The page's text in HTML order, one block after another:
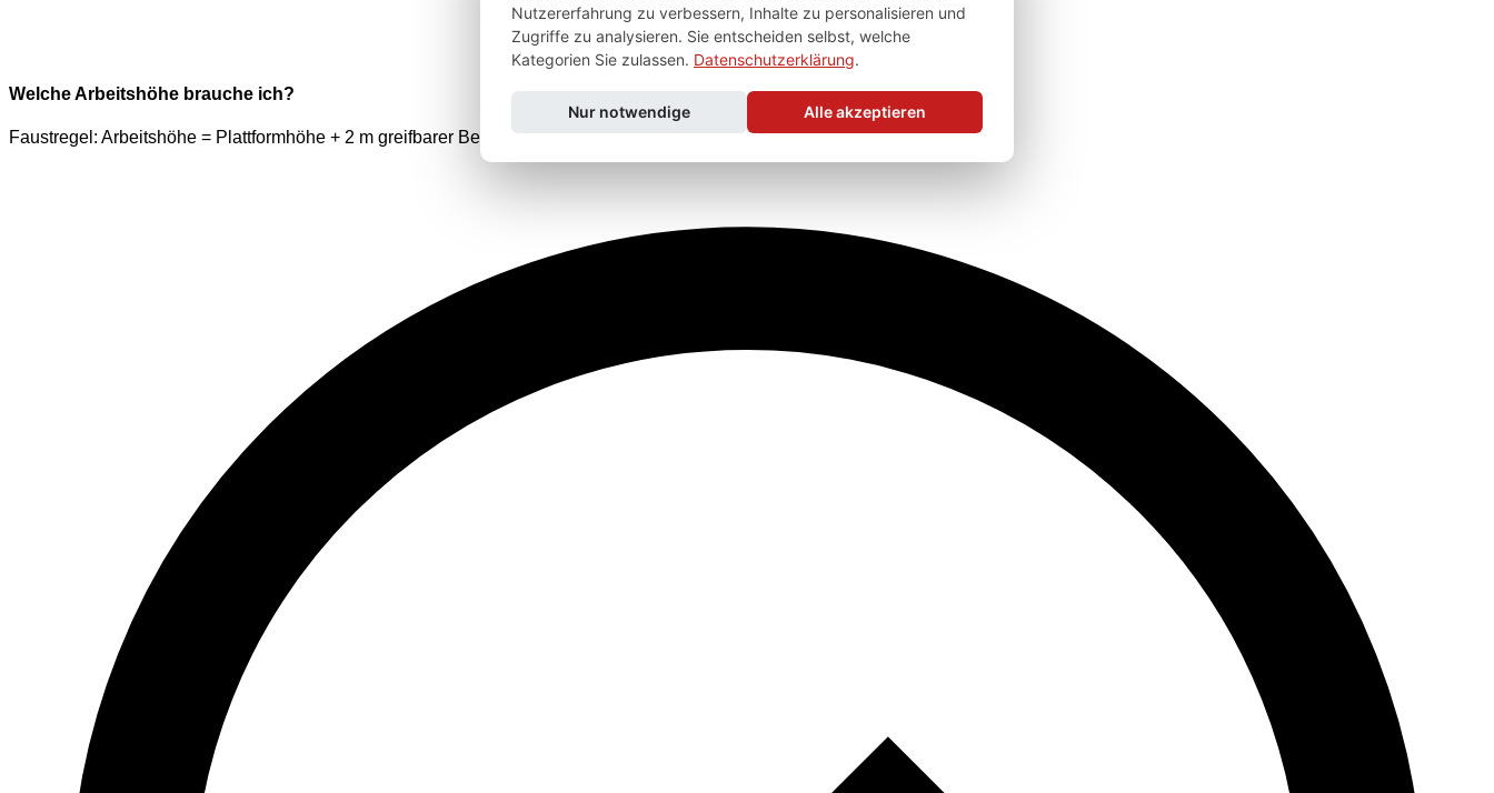
Welche Arbeitshöhe brauche ich?
Faustregel: Arbeitshöhe = Plattformhöhe + 2 m greifbarer Bereich.
Nutzererfahrung zu verbessern, Inhalte zu personalisieren und
Zugriffe zu analysieren. Sie entscheiden selbst, welche
Kategorien Sie zulassen. Datenschutzerklärung.
Nur notwendige Alle akzeptieren